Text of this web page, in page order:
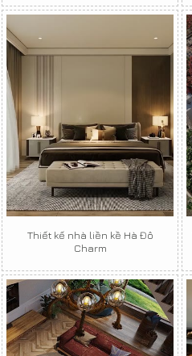
Thiết kế nhà liền kề Hà Đô
Charm